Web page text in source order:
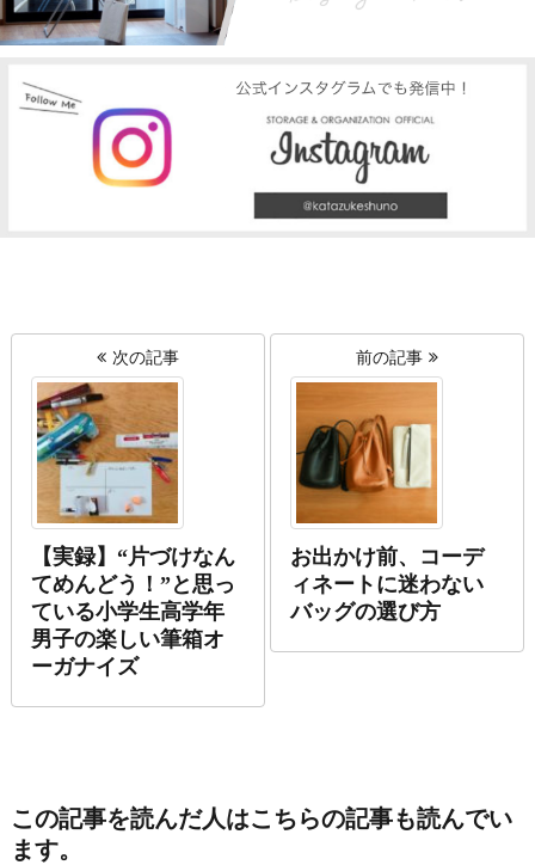
次の記事
【実録】“片づけなん
てめんどう！”と思っ
ている小学生高学年
男子の楽しい筆箱オ
ーガナイズ
前の記事
お出かけ前、コーデ
ィネートに迷わない
バッグの選び方
この記事を読んだ人はこちらの記事も読んでい
ます。